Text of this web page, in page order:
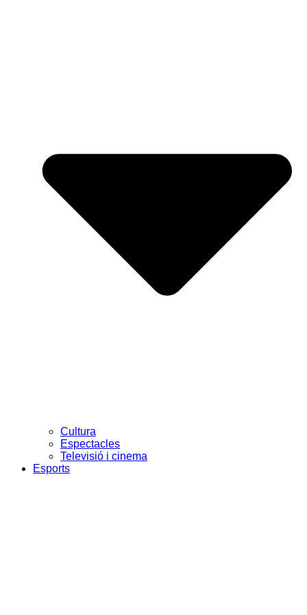
Cultura
Espectacles
Televisió i cinema
Esports